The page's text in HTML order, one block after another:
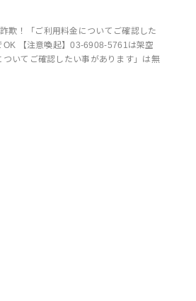
欺！「ご利用料金についてご確認した
OK 【注意喚起】03-6908-5761は架空
いてご確認したい事があります」は無